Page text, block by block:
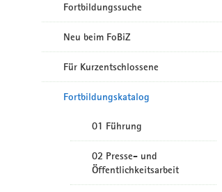
Fortbildungssuche
Neu beim FoBiZ
Für Kurzentschlossene
Fortbildungskatalog
01 Führung
02 Presse- und
Öffentlichkeitsarbeit